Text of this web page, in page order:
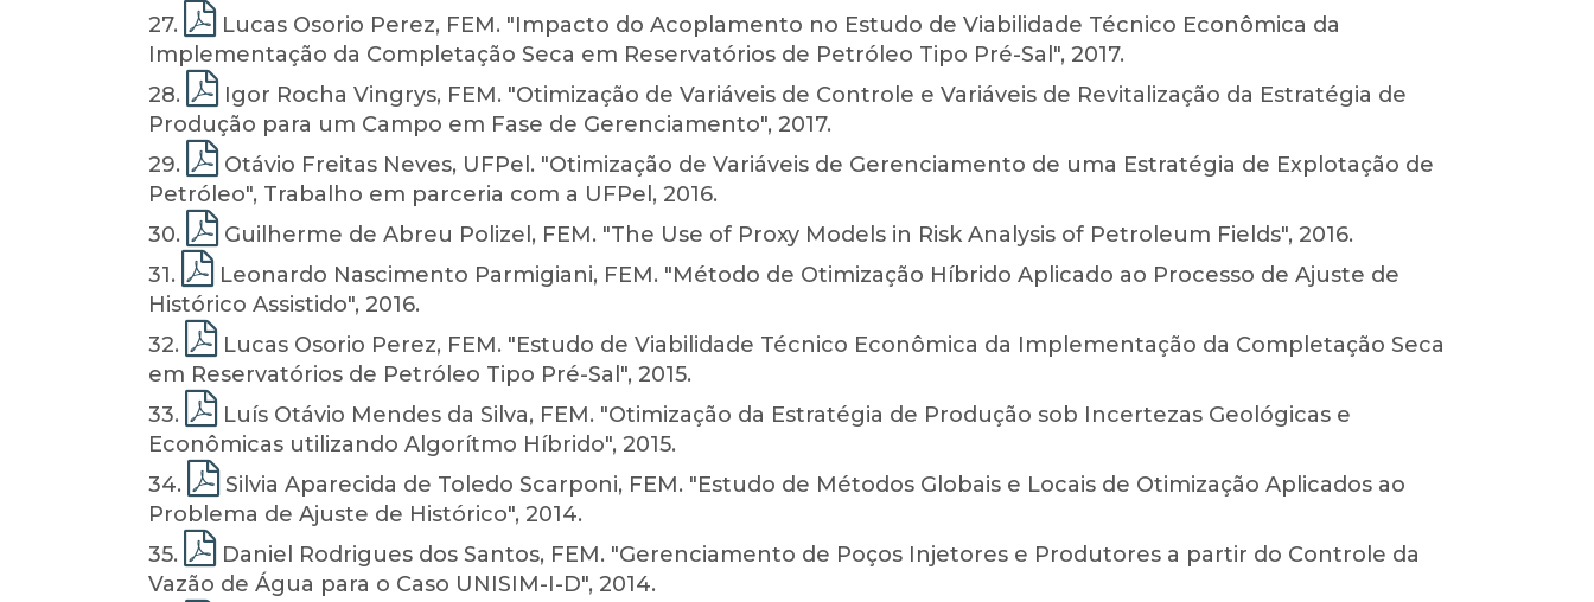
27.
Lucas Osorio Perez, FEM. "Impacto do Acoplamento no Estudo de Viabilidade Técnico Econômica da
Implementação da Completação Seca em Reservatórios de Petróleo Tipo Pré-Sal", 2017.
28.
Igor Rocha Vingrys, FEM. "Otimização de Variáveis de Controle e Variáveis de Revitalização da Estratégia de
Produção para um Campo em Fase de Gerenciamento", 2017.
29.
Otávio Freitas Neves, UFPel. "Otimização de Variáveis de Gerenciamento de uma Estratégia de Explotação de
Petróleo", Trabalho em parceria com a UFPel, 2016.
30.
Guilherme de Abreu Polizel, FEM. "The Use of Proxy Models in Risk Analysis of Petroleum Fields", 2016.
31.
Leonardo Nascimento Parmigiani, FEM. "Método de Otimização Híbrido Aplicado ao Processo de Ajuste de
Histórico Assistido", 2016.
32.
Lucas Osorio Perez, FEM. "Estudo de Viabilidade Técnico Econômica da Implementação da Completação Seca
em Reservatórios de Petróleo Tipo Pré-Sal", 2015.
33.
Luís Otávio Mendes da Silva, FEM. "Otimização da Estratégia de Produção sob Incertezas Geológicas e
Econômicas utilizando Algorítmo Híbrido", 2015.
34.
Silvia Aparecida de Toledo Scarponi, FEM. "Estudo de Métodos Globais e Locais de Otimização Aplicados ao
Problema de Ajuste de Histórico", 2014.
35.
Daniel Rodrigues dos Santos, FEM. "Gerenciamento de Poços Injetores e Produtores a partir do Controle da
Vazão de Água para o Caso UNISIM-I-D", 2014.